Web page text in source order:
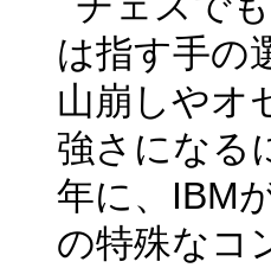
は指す手の
山崩しやオ
強さになる
年に、 IBM
の特殊なコ